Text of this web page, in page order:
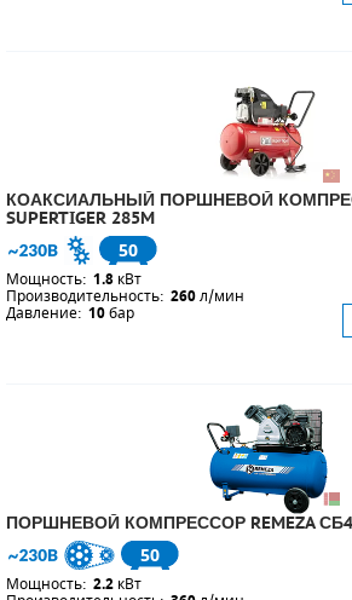
КОАКСИАЛЬНЫЙ ПОРШНЕВОЙ
SUPERTIGER 285M
50
Мощность: 1.8 кВт
Производительность: 260л/мин
Давление: 10бар
ПОРШНЕВОЙ КОМПРЕССОР REMEZA
50
Мощность: 2.2 кВт